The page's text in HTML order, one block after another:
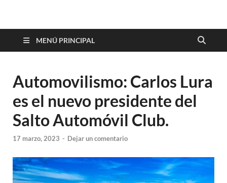
10minutos.com.uy
MENÚ PRINCIPAL
Automovilismo: Carlos Lura
es el nuevo presidente del
Salto Automóvil Club.
17 marzo, 2023 - Dejar un comentario